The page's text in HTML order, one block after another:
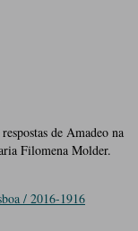
de Amadeo na
Filomena Molder.
/ 2016-1916